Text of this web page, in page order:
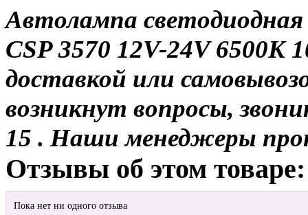
Автолампа
CSP 3570 12V-24V 6500K
доставкой или
возникнут вопросы,
15 . Наши менеджеры
Отзывы об этом товаре:
Пока нет ни одного отзыва